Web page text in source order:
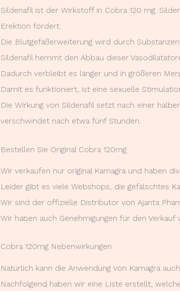
Sildenafil ist der Wirkstoff in Cobra 120 mg.
Erektion fördert.
Die Blutgefäßerweiterung wird durch
Sildenafil hemmt den Abbau dieser
Dadurch verbleibt es länger und in größeren
Damit es funktioniert, ist eine sexuelle
Die Wirkung von Sildenafil setzt nach einer
verschwindet nach etwa fünf Stunden.
Bestellen Sie Original Cobra 120mg
Wir verkaufen nur original Kamagra und haben
Leider gibt es viele Webshops, die gefälschtes
Wir sind der offizielle Distributor von Ajanta
Wir haben auch Genehmigungen für den Verkauf
Cobra 120mg Nebenwirkungen
Natürlich kann die Anwendung von Kamagra
Nachfolgend haben wir eine Liste erstellt,